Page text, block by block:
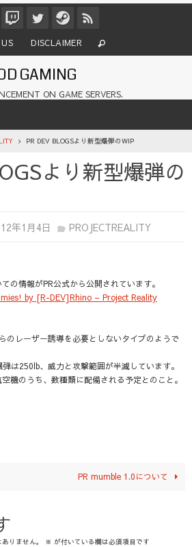
DISCLAIMER
GAMING
ON GAME SERVERS.
PR DEV BLOGSより新型爆弾のWIP
より新型爆弾の
年1月4日 PROJECTREALITY
の情報がPR公式から公開されています。
by [R-DEV]Rhino – Project Reality
のレーザー誘導を必要としないタイプのようで
は250lb、威力と攻撃範囲が半減しています。
機のうち、数種類に配備される予定とのこと。
PR mumble 1.0について
りません。 ※ が付いている欄は必須項目です